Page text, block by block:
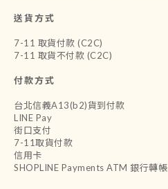
送貨方式
7-11 取貨付款 (C2C)
7-11 取貨不付款 (C2C)
付款方式
台北信義A13(b2)貨到付款
LINE Pay
街口支付
7-11取貨付款
信用卡
SHOPLINE Payments ATM 銀行轉帳